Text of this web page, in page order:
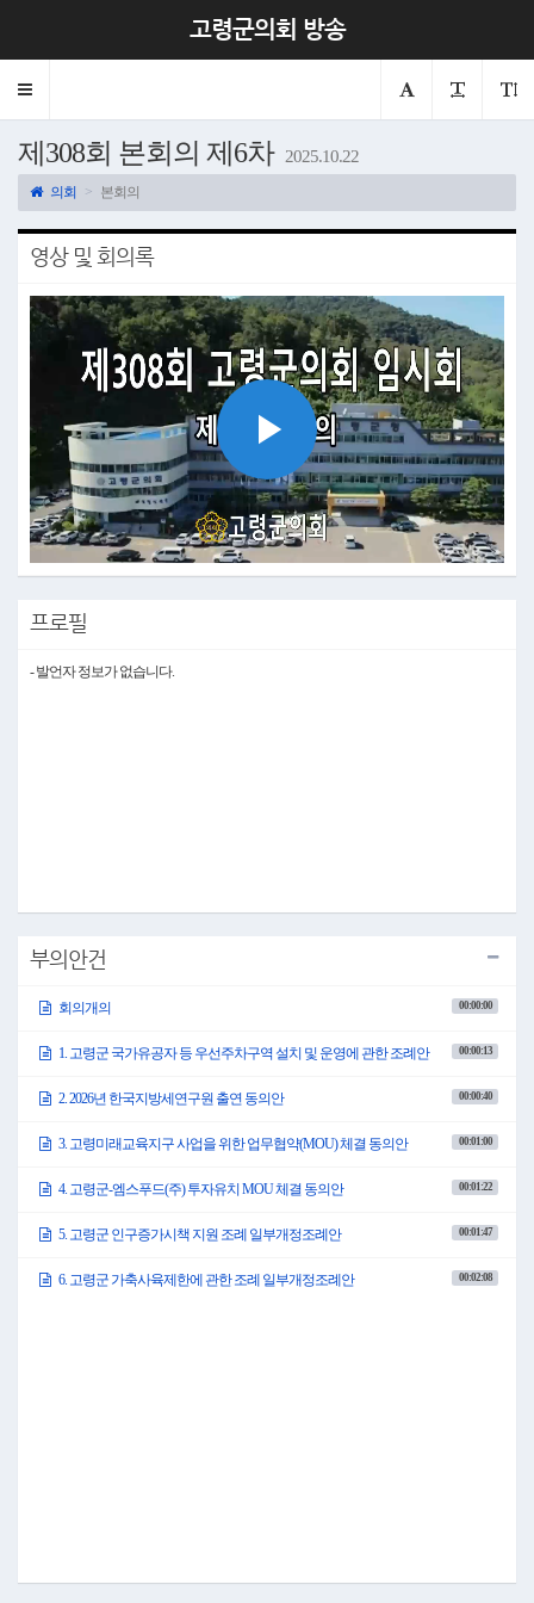
고령군의회 방송
Toggle
제308회 본회의 제6차 2025.10.22
의회 본회의
영상 및 회의록
Play
Video
프로필
- 발언자 정보가 없습니다.
부의안건
회의개의 00:00:00
1. 고령군 국가유공자 등 우선주차구역 설치 및 운영에 관한 조례안 00:00:13
2. 2026년 한국지방세연구원 출연 동의안 00:00:40
3. 고령미래교육지구 사업을 위한 업무협약(MOU) 체결 동의안 00:01:00
4. 고령군-엠스푸드(주) 투자유치 MOU 체결 동의안 00:01:22
5. 고령군 인구증가시책 지원 조례 일부개정조례안 00:01:47
6. 고령군 가축사육제한에 관한 조례 일부개정조례안 00:02:08